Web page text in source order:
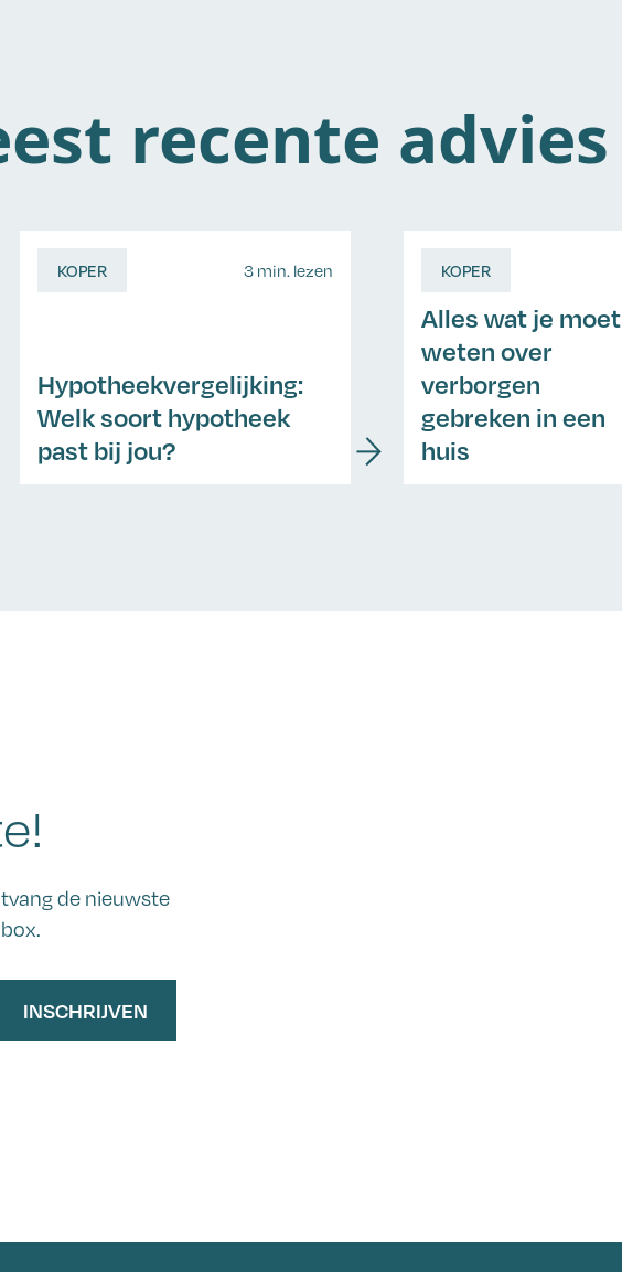
recente advies
KOPER 3 min. lezen
Hypotheekvergelijking:
Welk soort hypotheek
past bij jou?
KOPER
Alles wat je moet
weten over
verborgen
gebreken in een
huis
de nieuwste
INSCHRIJVEN